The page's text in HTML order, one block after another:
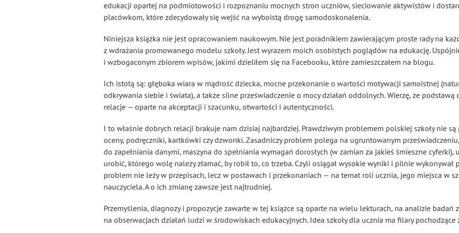
edukacji opartej na podmiotowości i rozpoznaniu mocnych stron uczniów, sieciowanie aktywistów i
placówkom, które zdecydowały się wejść na wyboistą drogę samodoskonalenia.
Niniejsza książka nie jest opracowaniem naukowym. Nie jest poradnikiem zawierającym proste rady na
z wdrażania promowanego modelu szkoły. Jest wyrazem moich osobistych poglądów na edukację.
i wzbogaconym zbiorem wpisów, jakimi dzieliłem się na Facebooku, które zamieszczałem na blogu.
Ich istotą są: głęboka wiara w mądrość dziecka, mocne przekonanie o wartości motywacji samoistnej
odkrywania siebie i świata), a także silne przeświadczenie o mocy działań oddolnych. Wierzę, że
relacje — oparte na akceptacji i szacunku, otwartości i autentyczności.
I to właśnie dobrych relacji brakuje nam dzisiaj najbardziej. Prawdziwym problemem polskiej szkoły nie
oceny, podręczniki, kartkówki czy dzwonki. Zasadniczy problem polega na ugruntowanym
do zapełniania danymi, maszyna do spełniania wymagań dorosłych (w zamian za jakieś śmieszne cyferki),
urobić, którego wolę należy złamać, by robił to, co trzeba. Czyli osiągał wysokie wyniki i pilnie wykonywał
problem nie leży w przepisach, lecz w postawach i przekonaniach — na temat roli ucznia, jego miejsca w
nauczyciela. A o ich zmianę zawsze jest najtrudniej.
Przemyślenia, diagnozy i propozycje zawarte w tej książce są oparte na wielu lekturach, na analizie badań
na obserwacjach działań ludzi w środowiskach edukacyjnych. Idea szkoły dla ucznia ma filary pochodzące